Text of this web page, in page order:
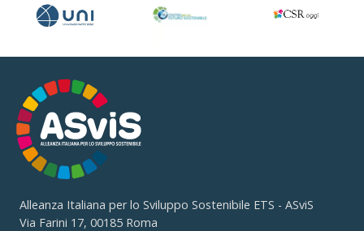
Alleanza Italiana per lo Sviluppo Sostenibile ETS - ASviS
Via Farini 17, 00185 Roma